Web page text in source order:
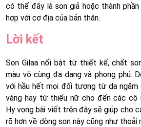
có thể đây là son giả hoặc thành
hợp với cơ địa của bản thân.
Lời kết
Son Gilaa nổi bật từ thiết kế, chất
màu vô cùng đa dạng và phong phú.
với hầu hết mọi đối tượng từ da ngăm
vàng hay từ thiếu nữ cho đến các cô
Hy vọng bài viết trên đây sẽ giúp cho
rõ hơn về dòng son này cũng như thoải